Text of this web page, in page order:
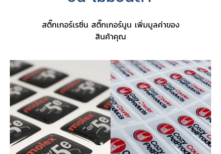
สติ๊กเกอร์เรซิ่น สติ๊กเกอร์นูน เพิ่มมูลค่าของ
สินค้าคุณ